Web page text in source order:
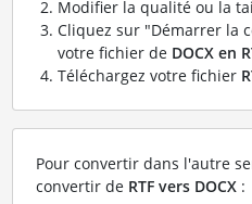
Modifier la qualité ou la
Cliquez sur "Démarrer la
votre fichier de DOCX en
Téléchargez votre fichier
Pour convertir dans l'autre
convertir de RTF vers DOCX: